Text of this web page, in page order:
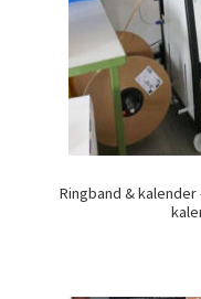
Ringband & kalender